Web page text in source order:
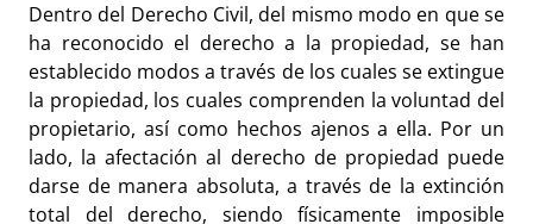
Dentro del Derecho Civil, del mismo modo en que se
ha reconocido el derecho a la propiedad, se han
establecido modos a través de los cuales se extingue
la propiedad, los cuales comprenden la voluntad del
propietario, así como hechos ajenos a ella. Por un
lado, la afectación al derecho de propiedad puede
darse de manera absoluta, a través de la extinción
total del derecho, siendo físicamente imposible